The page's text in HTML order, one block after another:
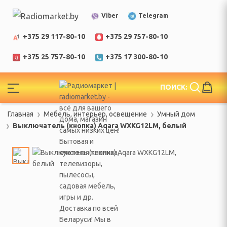
Viber Telegram
+375 29 117-80-10 +375 29 757-80-10
+375 25 757-80-10
+375 17 300-80-10
ПОИСК:
Главная Мебель, интерьер, освещение
Умный дом
Выключатель (кнопка) Aqara WXKG12LM, белый